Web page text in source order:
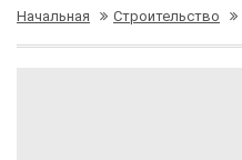
Начальная Строительство